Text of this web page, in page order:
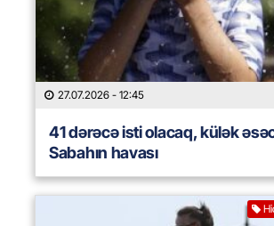
27.07.2026 - 12:45
41 dərəcə isti olacaq, külək
Sabahın havası